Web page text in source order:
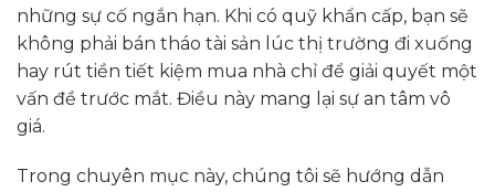
những sự cố ngắn hạn. Khi có quỹ khẩn cấp, bạn sẽ
không phải bán tháo tài sản lúc thị trường đi xuống
hay rút tiền tiết kiệm mua nhà chỉ để giải quyết một
vấn đề trước mắt. Điều này mang lại sự an tâm vô
giá.
Trong chuyên mục này, chúng tôi sẽ hướng dẫn